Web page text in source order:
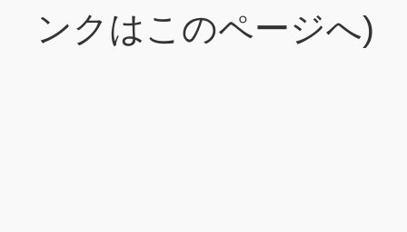
ンクはこのページへ)